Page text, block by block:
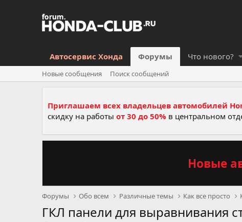
Автосервис Хонда Форумы Что нового?
Новые сообщения Поиск сообщений
Приглашаем всех владельцев автомобилей
скидку на работы от 30 до 50% в центральном
Новые
Форумы Обо всем Различные темы Как все просто
ГКЛ панели для выравнивания